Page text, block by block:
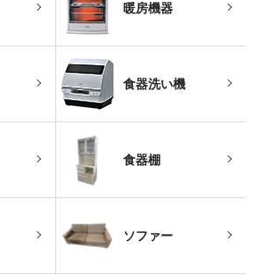
暖房機器
食器洗い機
食器棚
ソファー